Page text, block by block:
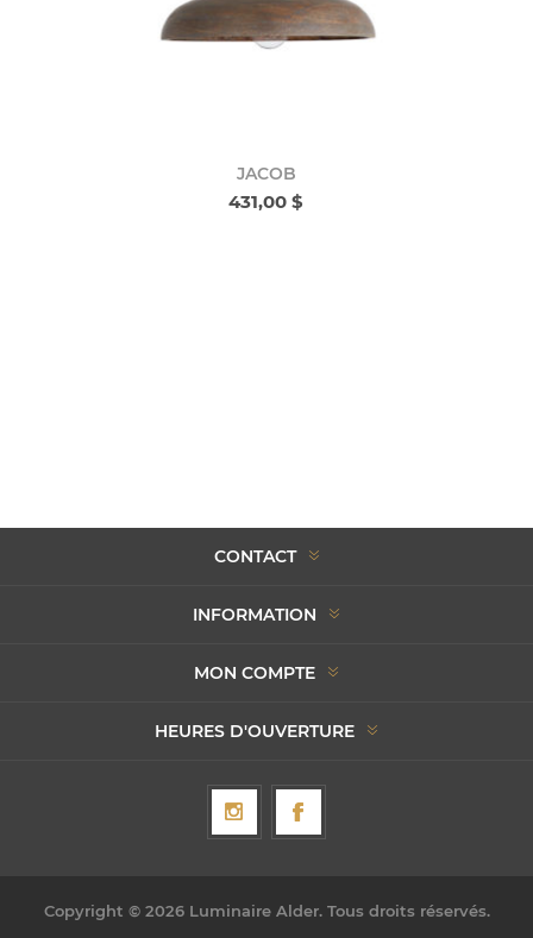
JACOB
431,00 $
CONTACT
INFORMATION
MON COMPTE
HEURES D'OUVERTURE
Copyright © 2026 Luminaire Alder. Tous droits réservés.